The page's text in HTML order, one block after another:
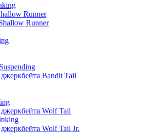
Runner
Runner
Bandit Tail
Wolf Tail
Wolf Tail Jr.